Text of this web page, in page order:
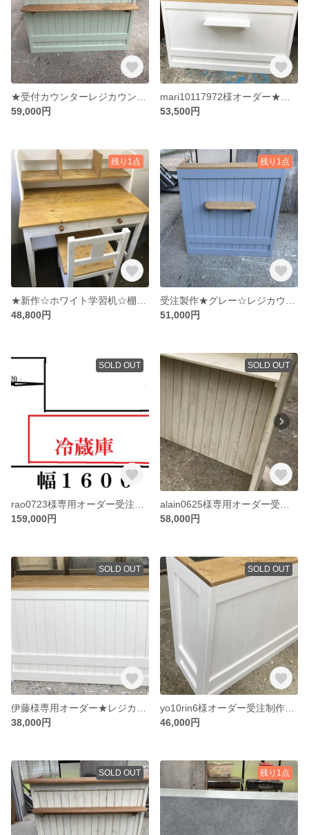
59,000円
53,500円
残り1点
48,800円
残り1点
51,000円
SOLD OUT
159,000円
SOLD OUT
58,000円
SOLD OUT
38,000円
SOLD OUT
46,000円
SOLD OUT 残り1点